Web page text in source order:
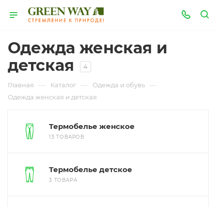
Одежда женская и
детская
4
Главная — Каталог — Одежда и обувь —
Одежда женская и детская
Термобелье женское
13 ТОВАРОВ
Термобелье детское
3 ТОВАРА